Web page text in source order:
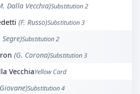
Dalla Vecchia)Substitution 2
(F. Russo)Substitution 3
Segre)Substitution 2
(G. Corona)Substitution 3
VecchiaYellow Card
Substitution 4